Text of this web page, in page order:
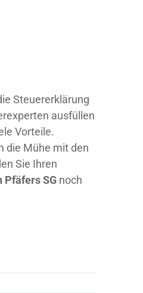
Steuererklärung
ausfüllen
Vorteile.
die Mühe mit den
Sie Ihren
Pfäfers SG noch